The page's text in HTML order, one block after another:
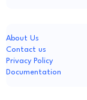
About Us
Contact us
Privacy Policy
Documentation